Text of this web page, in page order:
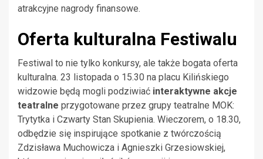
atrakcyjne nagrody finansowe.
Oferta kulturalna Festiwalu
Festiwal to nie tylko konkursy, ale także bogata oferta
kulturalna. 23 listopada o 15.30 na placu Kilińskiego
widzowie będą mogli podziwiać interaktywne akcje
teatralne przygotowane przez grupy teatralne MOK:
Trytytka i Czwarty Stan Skupienia. Wieczorem, o 18.30,
odbędzie się inspirujące spotkanie z twórczością
Zdzisława Muchowicza i Agnieszki Grzesiowskiej,